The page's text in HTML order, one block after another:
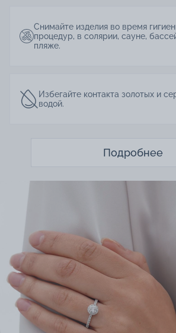
Снимайте изделия во время
процедур, в солярии, сауне,
пляже.
Избегайте контакта золотых и
водой.
Подробнее